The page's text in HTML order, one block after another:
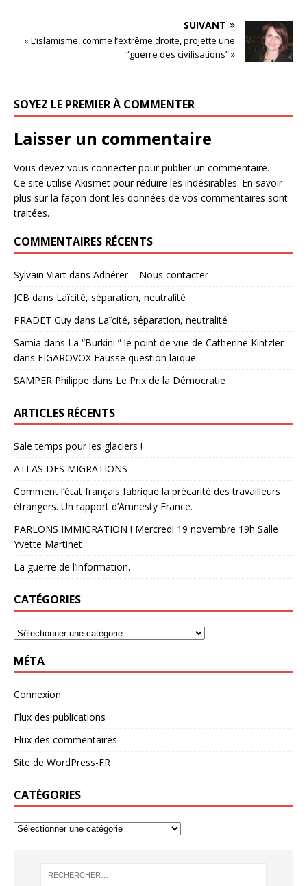
SUIVANT
« L’islamisme, comme l’extrême droite, projette une
“guerre des civilisations” »
SOYEZ LE PREMIER À COMMENTER
Laisser un commentaire
Vous devez vous connecterpour publier un commentaire.
Ce site utilise Akismet pour réduire les indésirables. En savoir
plus sur la façon dont les données de vos commentaires sont
traitées.
COMMENTAIRES RÉCENTS
Sylvain Viart dans Adhérer – Nous contacter
JCB dans Laïcité, séparation, neutralité
PRADET Guy dans Laïcité, séparation, neutralité
Samia dans La “Burkini ” le point de vue de Catherine Kintzler
dans FIGAROVOX Fausse question laïque.
SAMPER Philippe dans Le Prix de la Démocratie
ARTICLES RÉCENTS
Sale temps pour les glaciers !
ATLAS DES MIGRATIONS
Comment l’état français fabrique la précarité des travailleurs
étrangers. Un rapport d’Amnesty France.
PARLONS IMMIGRATION ! Mercredi 19 novembre 19h Salle
Yvette Martinet
La guerre de l’information.
CATÉGORIES
MÉTA
Connexion
Flux des publications
Flux des commentaires
Site de WordPress-FR
CATÉGORIES